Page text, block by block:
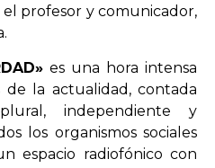
profesor y comunicador,
es una hora intensa
de la actualidad, contada
independiente y
los organismos sociales
espacio radiofónico con